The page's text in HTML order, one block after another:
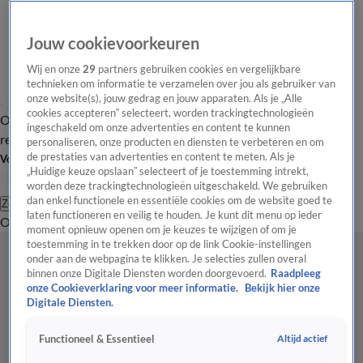
Overzicht Laatste nieuws Regionieuws Het beste van Hart
Tip de
redactie
Volg Hart van Nederland
Zoeken
OverzichtRegioUitzendingenWeerTip de redactiePanelVideo's
Jouw cookievoorkeuren
Wij en onze29 partners gebruiken cookies en vergelijkbare
technieken om informatie te verzamelen over jou als gebruiker van
onze website(s), jouw gedrag en jouw apparaten. Als je „Alle
cookies accepteren” selecteert, worden trackingtechnologieën
ingeschakeld om onze advertenties en content te kunnen
personaliseren, onze producten en diensten te verbeteren en om
de prestaties van advertenties en content te meten. Als je
„Huidige keuze opslaan” selecteert of je toestemming intrekt,
worden deze trackingtechnologieën uitgeschakeld. We gebruiken
dan enkel functionele en essentiële cookies om de website goed te
laten functioneren en veilig te houden. Je kunt dit menu op ieder
moment opnieuw openen om je keuzes te wijzigen of om je
toestemming in te trekken door op de link Cookie-instellingen
onder aan de webpagina te klikken. Je selecties zullen overal
binnen onze Digitale Diensten worden doorgevoerd. Raadpleeg
onze Cookieverklaring voor meer informatie.
Bekijk hier onze
Digitale Diensten.
Functioneel & Essentieel Altijd actief